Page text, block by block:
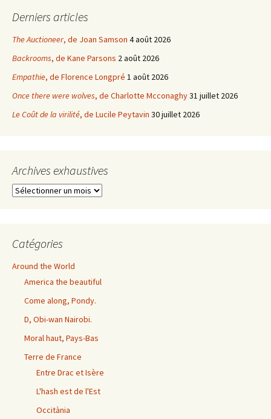
Derniers articles
The Auctioneer, de Joan Samson 4 août 2026
Backrooms, de Kane Parsons 2 août 2026
Empathie, de Florence Longpré 1 août 2026
Once there were wolves, de Charlotte Mcconaghy31 juillet 2026
Le Coût de la virilité, de Lucile Peytavin 30 juillet 2026
Archives exhaustives
Archives
Catégories
Around the World
America the beautiful
Come along, Pondy.
D, Obi-wan Nairobi.
Moral haut, Pays-Bas
Terre de France
Entre Drac et Isère
L'hash est de l'Est
Occitània